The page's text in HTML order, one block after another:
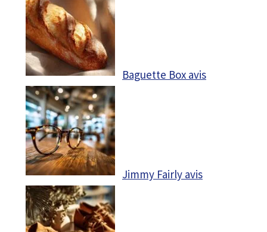
Baguette Box avis
Jimmy Fairly avis